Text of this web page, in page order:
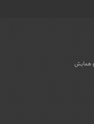
و همایش